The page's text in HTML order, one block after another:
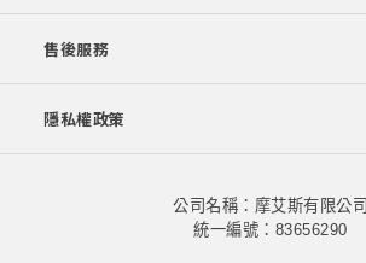
售後服務
隱私權政策
公司名稱：摩艾斯有限公司
統一編號：83656290